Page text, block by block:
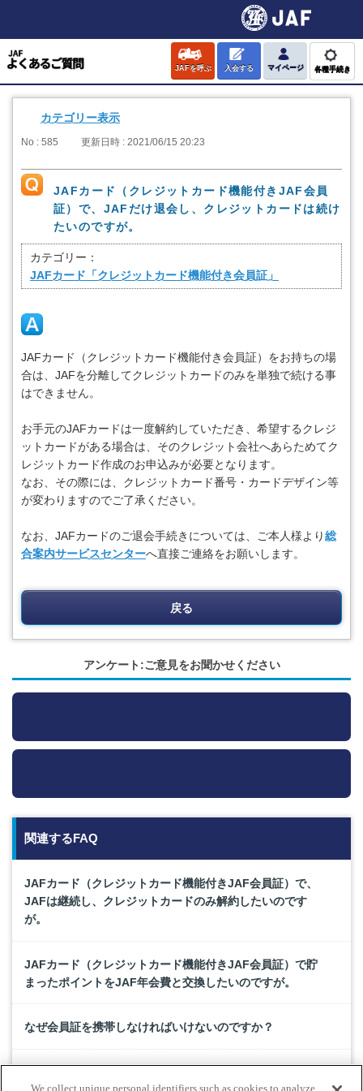
JAFを呼ぶ 入会する マイページ 各種手続き
カテゴリー表示
No : 585 更新日時 : 2021/06/15 20:23
JAFカード（クレジットカード機能付きJAF会員
証）で、JAFだけ退会し、クレジットカードは続け
たいのですが。
カテゴリー：
JAFカード「クレジットカード機能付き会員証」
JAFカード（クレジットカード機能付き会員証）をお持ちの場
合は、JAFを分離してクレジットカードのみを単独で続ける事
はできません。
お手元のJAFカードは一度解約していただき、希望するクレジ
ットカードがある場合は、そのクレジット会社へあらためてク
レジットカード作成のお申込みが必要となります。
なお、その際には、クレジットカード番号・カードデザイン等
が変わりますのでご了承ください。
なお、JAFカードのご退会手続きについては、ご本人様より総
合案内サービスセンターへ直接ご連絡をお願いします。
戻る
アンケート:ご意見をお聞かせください
関連するFAQ
JAFカード（クレジットカード機能付きJAF会員証）で、
JAFは継続し、クレジットカードのみ解約したいのです
が。
JAFカード（クレジットカード機能付きJAF会員証）で貯
まったポイントをJAF年会費と交換したいのですが。
なぜ会員証を携帯しなければいけないのですか？
We collect unique personal identifiers such as cookies to analyze